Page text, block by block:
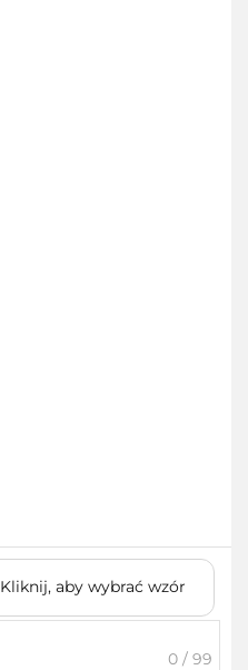
Kliknij, aby wybrać wzór
0 / 99